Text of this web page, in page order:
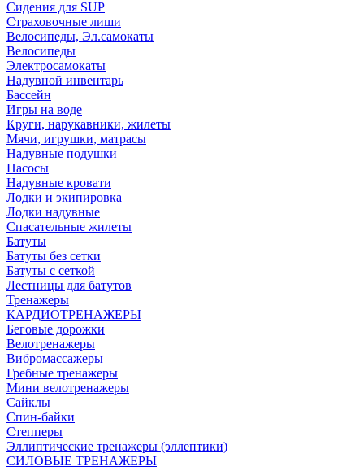
Сидения для SUP
Страховочные лиши
Велосипеды, Эл.самокаты
Велосипеды
Электросамокаты
Надувной инвентарь
Бассейн
Игры на воде
Круги, нарукавники, жилеты
Мячи, игрушки, матрасы
Надувные подушки
Насосы
Надувные кровати
Лодки и экипировка
Лодки надувные
Спасательные жилеты
Батуты
Батуты без сетки
Батуты с сеткой
Лестницы для батутов
Тренажеры
КАРДИОТРЕНАЖЕРЫ
Беговые дорожки
Велотренажеры
Вибромассажеры
Гребные тренажеры
Мини велотренажеры
Сайклы
Спин-байки
Степперы
Эллиптические тренажеры (эллептики)
СИЛОВЫЕ ТРЕНАЖЕРЫ